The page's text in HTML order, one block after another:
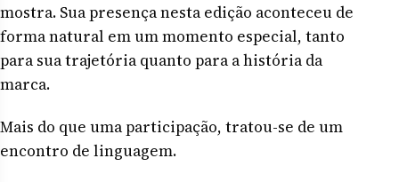
mostra. Sua presença nesta edição aconteceu de
forma natural em um momento especial, tanto
para sua trajetória quanto para a história da
marca.
Mais do que uma participação, tratou-se de um
encontro de linguagem.